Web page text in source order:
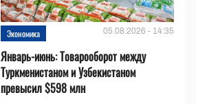
Экономика 05.08.2026 - 14:35
Январь-июнь: Товарооборот между
Туркменистаном и Узбекистаном
превысил $598 млн